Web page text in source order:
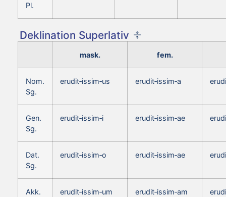
Pl.
Deklination Superlativ
mask. fem.
Nom.
Sg.
erudit‑issim‑us erudit‑issim‑a
Gen.
Sg.
erudit‑issim‑i erudit‑issim‑ae
Dat.
Sg.
erudit‑issim‑o erudit‑issim‑ae
Akk.
erudit‑issim‑um erudit‑issim‑am